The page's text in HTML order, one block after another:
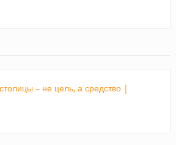
– не цель, а средство |